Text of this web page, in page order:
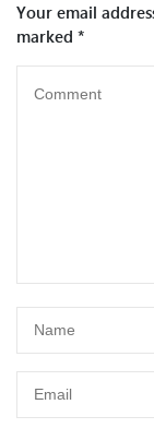
Your email
marked *